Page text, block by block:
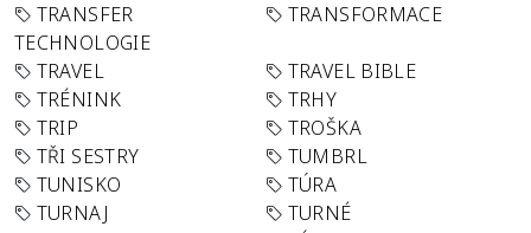
TRANSFER
TECHNOLOGIE
TRANSFORMACE
TRAVEL
TRAVEL BIBLE
TRÉNINK
TRHY
TRIP
TROŠKA
TŘI SESTRY
TUMBRL
TUNISKO
TÚRA
TURNAJ
TURNÉ